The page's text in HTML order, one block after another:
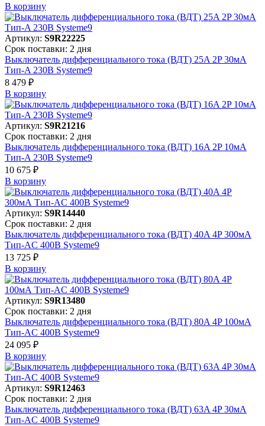
В корзинy
Артикул: S9R22225
Срок поставки: 2 дня
Выключатель дифференциального тока (ВДТ) 25A 2P 30мА
Тип-A 230В Systeme9
8 479 ₽
В корзинy
Артикул: S9R21216
Срок поставки: 2 дня
Выключатель дифференциального тока (ВДТ) 16A 2P 10мА
Тип-A 230В Systeme9
10 675 ₽
В корзинy
Артикул: S9R14440
Срок поставки: 2 дня
Выключатель дифференциального тока (ВДТ) 40A 4P 300мА
Тип-AC 400В Systeme9
13 725 ₽
В корзинy
Артикул: S9R13480
Срок поставки: 2 дня
Выключатель дифференциального тока (ВДТ) 80A 4P 100мА
Тип-AC 400В Systeme9
24 095 ₽
В корзинy
Артикул: S9R12463
Срок поставки: 2 дня
Выключатель дифференциального тока (ВДТ) 63A 4P 30мА
Тип-AC 400В Systeme9